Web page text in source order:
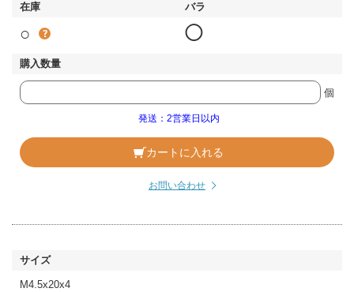
○ ◯
個
発送：2営業日以内
カートに入れる
お問い合わせ
M4.5x20x4